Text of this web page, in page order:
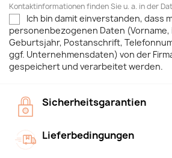
Kontaktinformationen finden Sie u. a. in der
Ich bin damit einverstanden, dass
personenbezogenen Daten (Vorname,
Geburtsjahr, Postanschrift,
ggf. Unternehmensdaten) von der
gespeichert und verarbeitet werden.
Sicherheitsgarantien
Lieferbedingungen